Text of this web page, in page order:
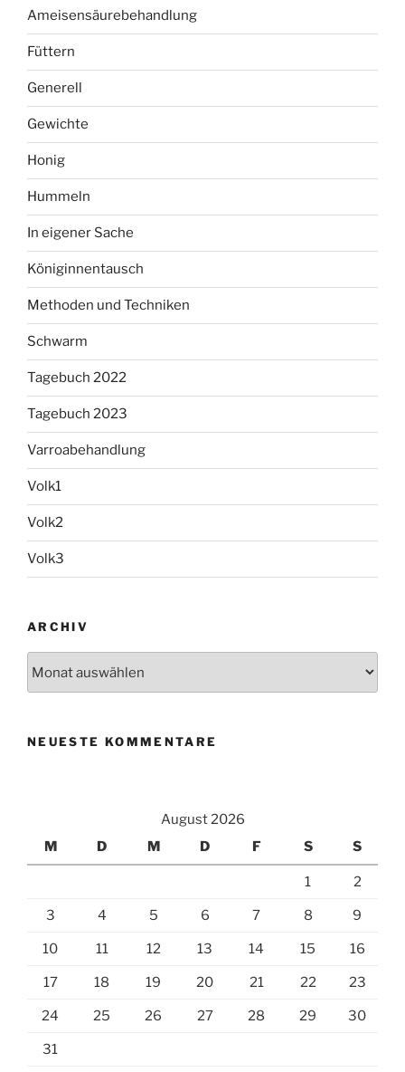
Ameisensäurebehandlung
Füttern
Generell
Gewichte
Honig
Hummeln
In eigener Sache
Königinnentausch
Methoden und Techniken
Schwarm
Tagebuch 2022
Tagebuch 2023
Varroabehandlung
Volk1
Volk2
Volk3
ARCHIV
NEUESTE KOMMENTARE
August 2026
M
D M D F S S
1 2
3 4 5 6 7 8 9
10 11 12 13 14 15 16
17 18 19 20 21 22 23
24 25 26 27 28 29 30
31